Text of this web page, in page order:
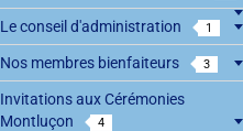
Le conseil d'administration 1
Nos membres bienfaiteurs 3
Invitations aux Cérémonies
Montluçon
4